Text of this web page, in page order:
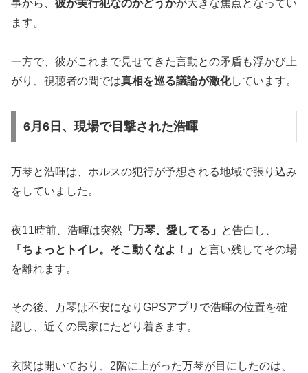
事から、 彼が実行犯なのかどうかが大きな焦点となってい
ます。
一方で、彼がこれまで見せてきた言動との矛盾も浮かび上
がり、視聴者の間では真相を巡る議論が激化しています。
6月6日、現場で目撃された浩暉
万琴と浩暉は、ホルスの犯行が予想される地域で張り込み
をしていました。
夜11時前、浩暉は突然 「万琴、愛してる」
と告白し、
「ちょっとトイレ。そこ動くなよ！」
と言い残してその場
を離れます。
その後、万琴は不安になりGPSアプリで浩暉の位置を確
認し、近くの民家にたどり着きます。
玄関は開いており、2階に上がった万琴が目にしたのは、